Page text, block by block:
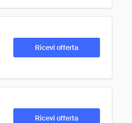
Ricevi offerta
Ricevi offerta